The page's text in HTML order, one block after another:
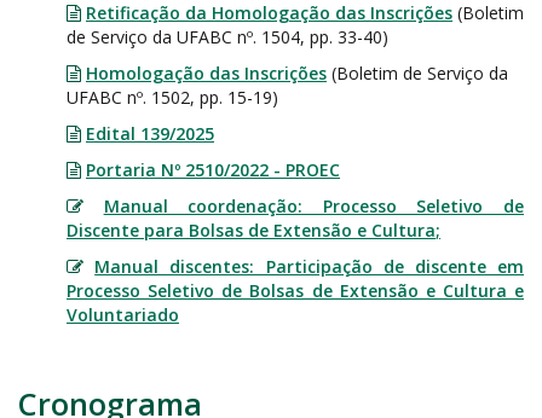
Retificação da Homologação das Inscrições (Boletim
de Serviço da UFABC nº. 1504, pp. 33-40)
Homologação das Inscrições (Boletim de Serviço da
UFABC nº. 1502, pp. 15-19)
Edital 139/2025
Portaria Nº 2510/2022 - PROEC
Manual coordenação: Processo Seletivo de
Discente para Bolsas de Extensão e Cultura;
Manual discentes: Participação de discente em
Processo Seletivo de Bolsas de Extensão e Cultura e
Voluntariado
Cronograma